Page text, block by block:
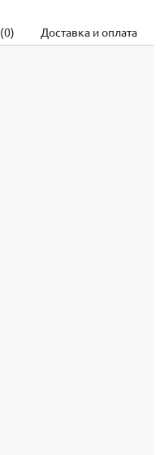
Доставка и оплата